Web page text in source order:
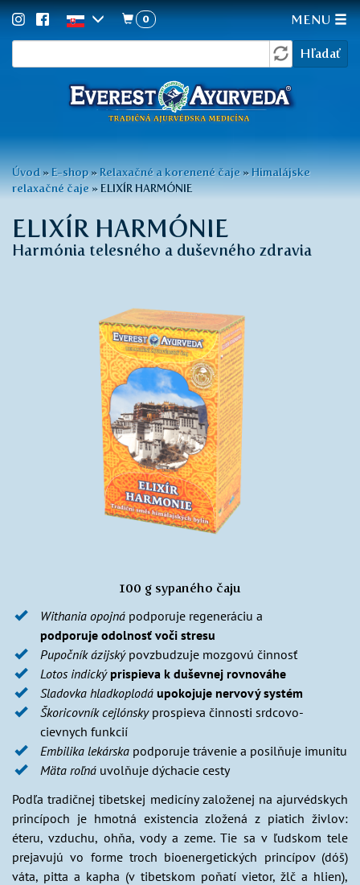
na
Hľadať
0 MENU
Nachádzate
sa
tu
Úvod » E-shop » Relaxačné a korenené čaje » Himalájske
relaxačné čaje »ELIXÍR HARMÓNIE
ELIXÍR HARMÓNIE
Harmónia telesného a duševného zdravia
100 g sypaného čaju
Withania opojná podporuje regeneráciu a
podporuje odolnosť voči stresu
Pupočník ázijský povzbudzuje mozgovú činnosť
Lotos indický prispieva k duševnej rovnováhe
Sladovka hladkoplodá upokojuje nervový systém
Škoricovník cejlónskyprospieva činnosti srdcovo-
cievnych funkcií
Embilika lekárska podporuje trávenie a posilňuje imunitu
Mäta roľná uvolňuje dýchacie cesty
Podľa tradičnej tibetskej medicíny založenej na ajurvédskych
princípoch je hmotná existencia zložená z piatich živlov:
éteru, vzduchu, ohňa, vody a zeme. Tie sa v ľudskom tele
prejavujú vo forme troch bioenergetických princípov (dóš)
váta, pitta a kapha (v tibetskom poňatí vietor, žlč a hlien),